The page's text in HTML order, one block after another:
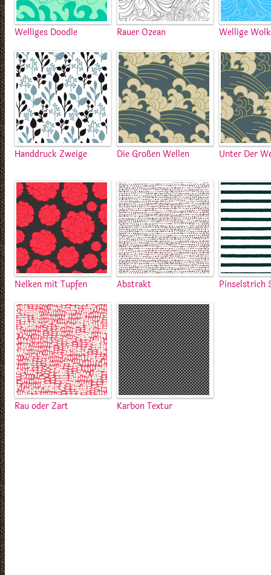
Welliges Doodle Rauer Ozean Wellige
Handdruck Zweige Die Großen Wellen Unter Der
Nelken mit Tupfen Abstrakt Pinselstrich
Rau oder Zart Karbon Textur